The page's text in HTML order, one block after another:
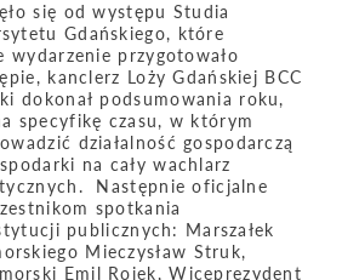
się od występu Studia
Gdańskiego, które
wydarzenie przygotowało
kanclerz Loży Gdańskiej BCC
dokonał podsumowania roku,
specyfikę czasu, w którym
działalność gospodarczą
na cały wachlarz
Następnie oficjalne
spotkania
publicznych: Marszałek
Mieczysław Struk,
Emil Rojek, Wiceprezydent